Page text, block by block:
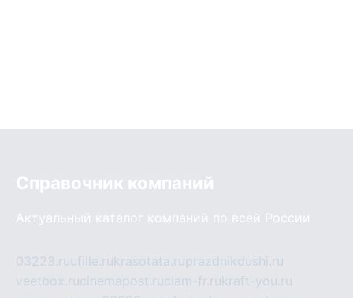
Справочник компаний
Актуальный каталог компаний по всей России
03223.ruufille.rukrasotata.ruprazdnikdushi.ru
veetbox.rucinemapost.ruciam-fr.rukraft-you.ru